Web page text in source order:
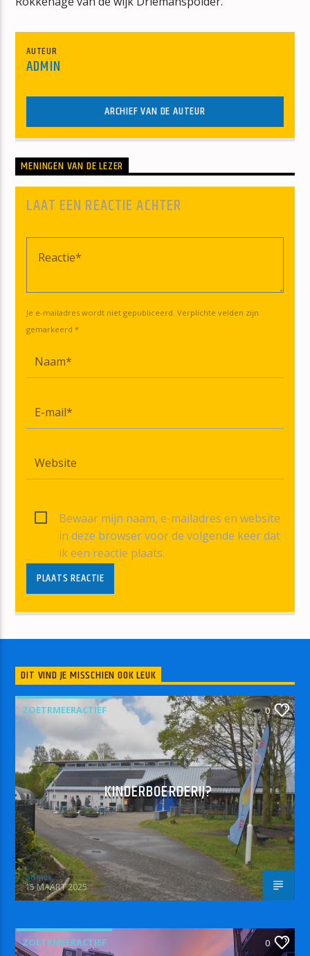
AUTEUR
ADMIN
ARCHIEF VAN DE AUTEUR
MENINGEN VAN DE LEZER
LAAT EEN REACTIE ACHTER
Je e-mailadres wordt niet gepubliceerd. Verplichte velden zijn
gemarkeerd *
Bewaar mijn naam, e-mailadres en website
in deze browser voor de volgende keer dat
ik een reactie plaats.
DIT VIND JE MISSCHIEN OOK LEUK
ZOETRMEERACTIEF 0
KINDERBOERDERIJ?
admin
15 MAART 2025
ZOETRMEERACTIEF 0